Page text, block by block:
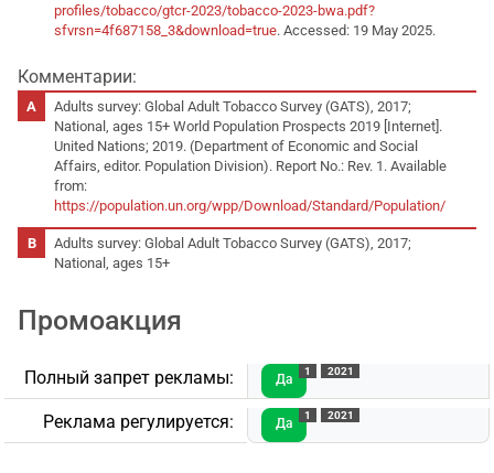
profiles/tobacco/gtcr-2023/tobacco-2023-bwa.pdf?
sfvrsn=4f687158_3&download=true. Accessed: 19 May 2025.
Комментарии:
Adults survey: Global Adult Tobacco Survey (GATS), 2017;
National, ages 15+ World Population Prospects 2019 [Internet].
United Nations; 2019. (Department of Economic and Social
Affairs, editor. Population Division). Report No.: Rev. 1. Available
from:
https://population.un.org/wpp/Download/Standard/Population/
Adults survey: Global Adult Tobacco Survey (GATS), 2017;
National, ages 15+
Промоакция
Полный запрет рекламы: Да
1 2021
Реклама регулируется: Да
1 2021